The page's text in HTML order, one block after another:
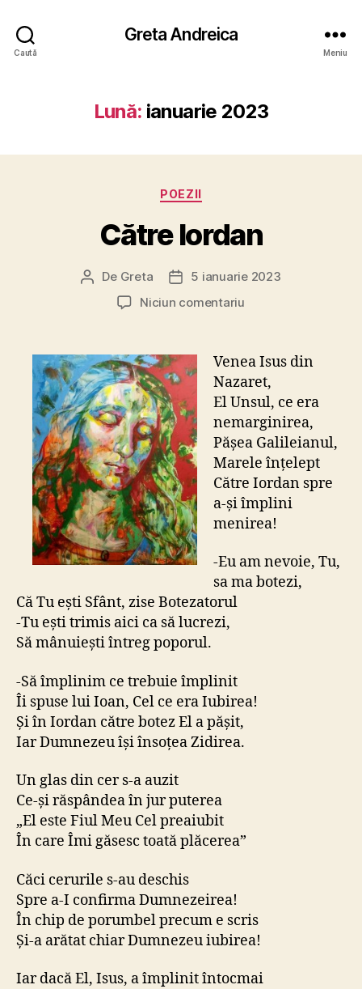
Caută
Greta Andreica
Meniu
Lună: ianuarie 2023
Categorii
POEZII
Către Iordan
Autor
articol
De Greta
Dată5 ianuarie 2023
Niciun comentariula
Venea Isus din
Nazaret,
El Unsul, ce era
nemarginirea,
Pășea Galileianul,
Marele înțelept
Către Iordan spre
a-și împlini
menirea!
-Eu am nevoie, Tu,
sa ma botezi,
Că Tu ești Sfânt, zise Botezatorul
-Tu ești trimis aici ca să lucrezi,
Să mânuiești întreg poporul.
-Să împlinim ce trebuie împlinit
Îi spuse lui Ioan, Cel ce era Iubirea!
Și în Iordan către botez El a pășit,
Iar Dumnezeu își însoțea Zidirea.
Un glas din cer s-a auzit
Ce-și răspândea în jur puterea
„El este Fiul Meu Cel preaiubit
În care Îmi găsesc toată plăcerea”
Căci cerurile s-au deschis
Spre a-I confirma Dumnezeirea!
În chip de porumbel precum e scris
Și-a arătat chiar Dumnezeu iubirea!
Iar dacă El, Isus, a împlinit întocmai